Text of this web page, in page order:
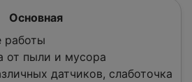
Основная
работы
от пыли и мусора
датчиков, слаботочка